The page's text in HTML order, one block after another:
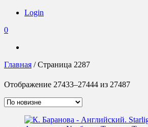
Login
0
Главная / Страница 2287
Отображение 27433–27444 из 27487